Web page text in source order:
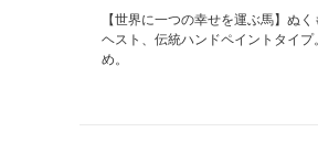
【世界に一つの幸せを運ぶ馬】ぬ
ヘスト、伝統ハンドペイントタイ
め。